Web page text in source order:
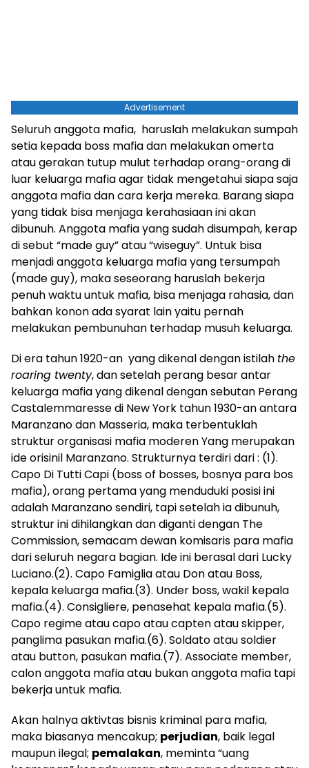
Advertisement
Seluruh anggota mafia, haruslah melakukan sumpah
setia kepada boss mafia dan melakukan omerta
atau gerakan tutup mulut terhadap orang-orang di
luar keluarga mafia agar tidak mengetahui siapa saja
anggota mafia dan cara kerja mereka. Barang siapa
yang tidak bisa menjaga kerahasiaan ini akan
dibunuh. Anggota mafia yang sudah disumpah, kerap
di sebut “made guy” atau “wiseguy”. Untuk bisa
menjadi anggota keluarga mafia yang tersumpah
(made guy), maka seseorang haruslah bekerja
penuh waktu untuk mafia, bisa menjaga rahasia, dan
bahkan konon ada syarat lain yaitu pernah
melakukan pembunuhan terhadap musuh keluarga.
Di era tahun 1920-an yang dikenal dengan istilah the
roaring twenty, dan setelah perang besar antar
keluarga mafia yang dikenal dengan sebutan Perang
Castalemmaresse di New York tahun 1930-an antara
Maranzano dan Masseria, maka terbentuklah
struktur organisasi mafia moderen Yang merupakan
ide orisinil Maranzano. Strukturnya terdiri dari : (1).
Capo Di Tutti Capi (boss of bosses, bosnya para bos
mafia), orang pertama yang menduduki posisi ini
adalah Maranzano sendiri, tapi setelah ia dibunuh,
struktur ini dihilangkan dan diganti dengan The
Commission, semacam dewan komisaris para mafia
dari seluruh negara bagian. Ide ini berasal dari Lucky
Luciano.(2). Capo Famiglia atau Don atau Boss,
kepala keluarga mafia.(3). Under boss, wakil kepala
mafia.(4). Consigliere, penasehat kepala mafia.(5).
Capo regime atau capo atau capten atau skipper,
panglima pasukan mafia.(6). Soldato atau soldier
atau button, pasukan mafia.(7). Associate member,
calon anggota mafia atau bukan anggota mafia tapi
bekerja untuk mafia.
Akan halnya aktivtas bisnis kriminal para mafia,
maka biasanya mencakup; perjudian, baik legal
maupun ilegal; pemalakan, meminta “uang